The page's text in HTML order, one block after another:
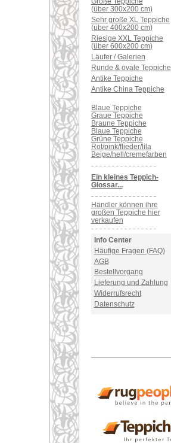
(über 300x200 cm)
Sehr große XL Teppiche
(über 400x200 cm)
Riesige XXL Teppiche
(über 600x200 cm)
Läufer / Galerien
Runde & ovale Teppiche
Antike Teppiche
Antike China Teppiche
Blaue Teppiche
Graue Teppiche
Braune Teppiche
Blaue Teppiche
Grüne Teppiche
Rot/pink/flieder/lila
Beige/hell/cremefarben
Ein kleines Teppich-
Glossar...
Händler können ihre
großen Teppiche hier
verkaufen
Info Center
Häufige Fragen (FAQ)
AGB
Bestellvorgang
Lieferung und Zahlung
Widerrufsrecht
Datenschutz